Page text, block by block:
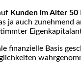
Kunden im Alter 50
ja auch zunehmend
finanzielle Basis